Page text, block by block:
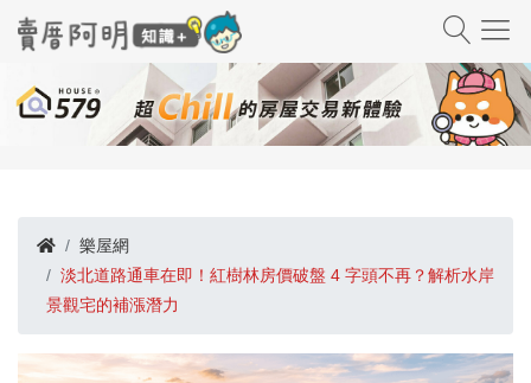
樂屋網
淡北道路通車在即！紅樹林房價破盤 4 字頭不再？解析水岸
景觀宅的補漲潛力